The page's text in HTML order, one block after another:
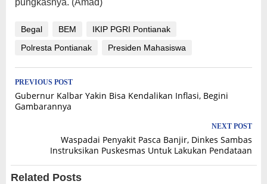
pungkasnya. (Amad)
Begal BEM
IKIP PGRI Pontianak
Polresta Pontianak
Presiden Mahasiswa
Post
navigation
PREVIOUS POST
Gubernur Kalbar Yakin Bisa Kendalikan Inflasi, Begini
Gambarannya
NEXT POST
Waspadai Penyakit Pasca Banjir, Dinkes Sambas
Instruksikan Puskesmas Untuk Lakukan Pendataan
Related Posts